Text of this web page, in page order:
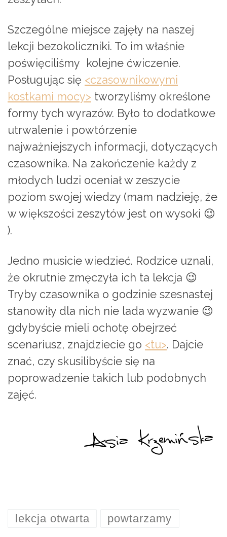
Szczególne miejsce zajęły na naszej
lekcji bezokoliczniki. To im właśnie
poświęciliśmy kolejne ćwiczenie.
Posługując się <czasownikowymi
kostkami mocy> tworzyliśmy określone
formy tych wyrazów. Było to dodatkowe
utrwalenie i powtórzenie
najważniejszych informacji, dotyczących
czasownika. Na zakończenie każdy z
młodych ludzi oceniał w zeszycie
poziom swojej wiedzy (mam nadzieję, że
w większości zeszytów jest on wysoki 😉
).
Jedno musicie wiedzieć. Rodzice uznali,
że okrutnie zmęczyła ich ta lekcja 😉
Tryby czasownika o godzinie szesnastej
stanowiły dla nich nie lada wyzwanie 😉
gdybyście mieli ochotę obejrzeć
scenariusz, znajdziecie go <tu>. Dajcie
znać, czy skusilibyście się na
poprowadzenie takich lub podobnych
zajęć.
lekcja otwarta powtarzamy